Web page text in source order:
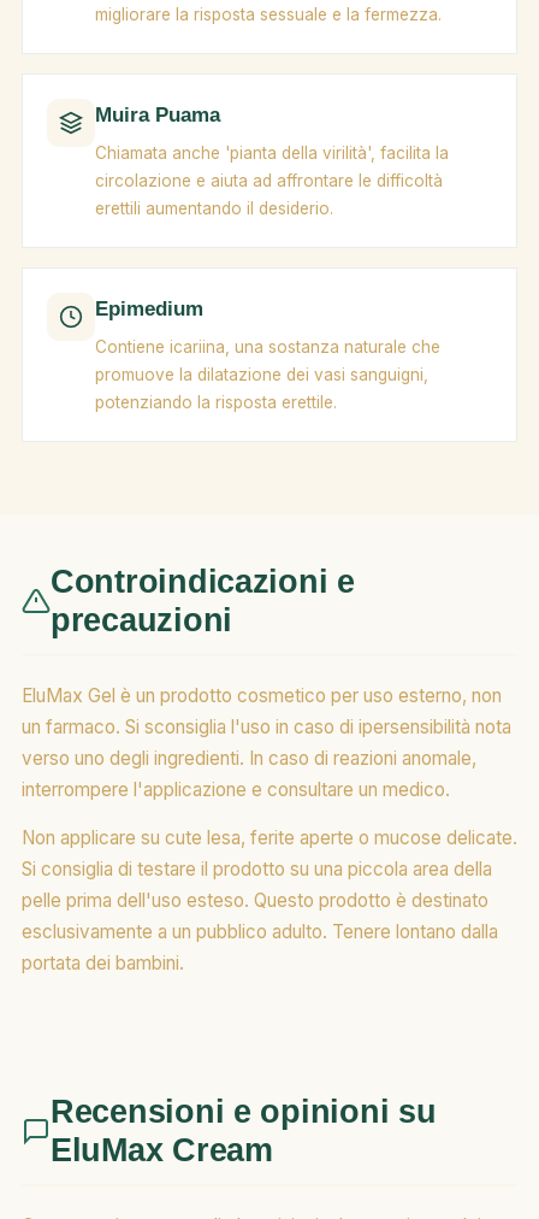
migliorare la risposta sessuale e la fermezza.
Muira Puama
Chiamata anche 'pianta della virilità', facilita la
circolazione e aiuta ad affrontare le difficoltà
erettili aumentando il desiderio.
Epimedium
Contiene icariina, una sostanza naturale che
promuove la dilatazione dei vasi sanguigni,
potenziando la risposta erettile.
Controindicazioni e
precauzioni
EluMax Gel è un prodotto cosmetico per uso esterno, non
un farmaco. Si sconsiglia l'uso in caso di ipersensibilità nota
verso uno degli ingredienti. In caso di reazioni anomale,
interrompere l'applicazione e consultare un medico.
Non applicare su cute lesa, ferite aperte o mucose delicate.
Si consiglia di testare il prodotto su una piccola area della
pelle prima dell'uso esteso. Questo prodotto è destinato
esclusivamente a un pubblico adulto. Tenere lontano dalla
portata dei bambini.
Recensioni e opinioni su
EluMax Cream